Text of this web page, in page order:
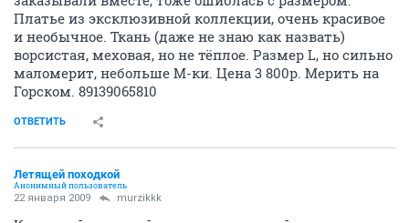
Платье из эксклюзивной коллекции, очень красивое
и необычное. Ткань (даже не знаю как назвать)
ворсистая, меховая, но не тёплое. Размер L, но сильно
маломерит, небольше М-ки. Цена 3 800р. Мерить на
Горском. 89139065810
ОТВЕТИТЬ
Летящей походкой
Анонимный пользователь
22 января 2009 murzikkk